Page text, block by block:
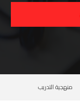
منهجية التدريب